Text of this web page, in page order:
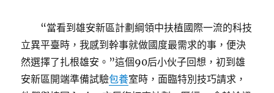
“當看到雄安新區計劃綱領中扶植國際一流的科技
立異平臺時，我感到幹事就做國度最需求的事，便決
然選擇了扎根雄安。”這個90后小伙子回想，初到雄
安新區開端準備試驗包養室時，面臨特別技巧請求，